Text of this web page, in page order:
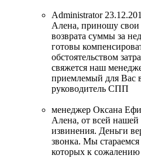
Administrator
Алена, приношу
возврата суммы за
готовы
обстоятельством
свяжется наш
приемлемый для Вас
руководитель СПП
менеджер Оксана
Алена, от всей
извинения. Деньги
звонка. Мы
которых к сожалению